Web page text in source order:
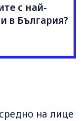
с най-
в България?
на лице